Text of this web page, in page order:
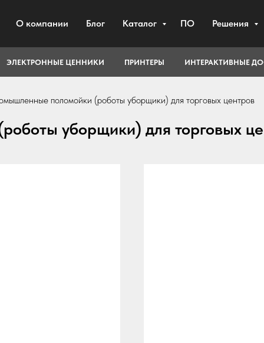
О компании Блог Каталог ПО Решения
ЭЛЕКТРОННЫЕ ЦЕННИКИ ПРИНТЕРЫ ИНТЕРАКТИВНЫЕ
поломойки (роботы уборщики) для торговых центров
уборщики) для торговых